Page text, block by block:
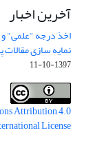
آخرین اخبار
اخذ درجه "علمی"
نمایه سازی
1397-10-11
Attribution 4.0
License